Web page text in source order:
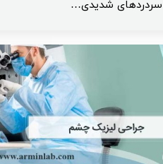
سردردهای شدیدی…